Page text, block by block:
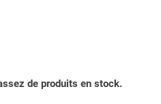
de produits en stock.